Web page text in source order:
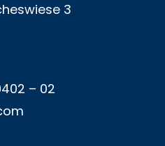
3
– 02